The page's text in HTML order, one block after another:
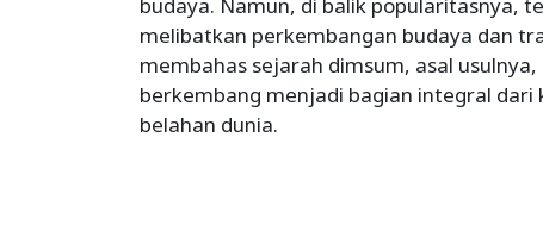
budaya. Namun, di balik popularitasnya,
melibatkan perkembangan budaya dan
membahas sejarah dimsum, asal
berkembang menjadi bagian integral dari
belahan dunia.